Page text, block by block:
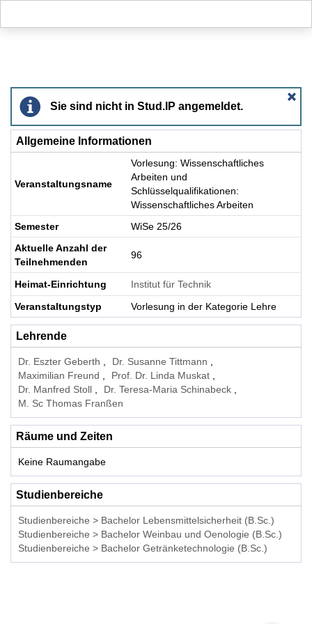
Hauptnavigation
Vorlesung: Wissenschaftliches Arbeiten und
Sie sind nicht in Stud.IP angemeldet.
Allgemeine Informationen
Veranstaltungsname
Vorlesung: Wissenschaftliches
Arbeiten und
Schlüsselqualifikationen:
Wissenschaftliches Arbeiten
Semester
WiSe 25/26
Aktuelle Anzahl der
Teilnehmenden
96
Heimat-Einrichtung
Institut für Technik
Veranstaltungstyp
Vorlesung in der Kategorie Lehre
Lehrende
Dr. Eszter Geberth
Dr. Susanne Tittmann
Maximilian Freund
Prof. Dr. Linda Muskat
Dr. Manfred Stoll
Dr. Teresa-Maria Schinabeck
M. Sc Thomas Franßen
Räume und Zeiten
Keine Raumangabe
Studienbereiche
Studienbereiche > Bachelor Lebensmittelsicherheit (B.Sc.)
Studienbereiche > Bachelor Weinbau und Oenologie (B.Sc.)
Studienbereiche > Bachelor Getränketechnologie (B.Sc.)